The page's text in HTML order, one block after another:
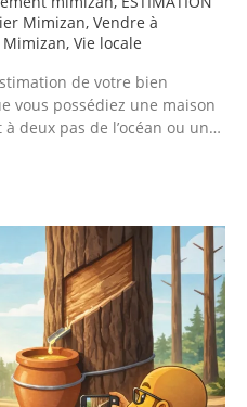
Mimizan, Vendre à
, Vie locale
de votre bien
vous possédiez une maison
deux pas de l’océan ou un…